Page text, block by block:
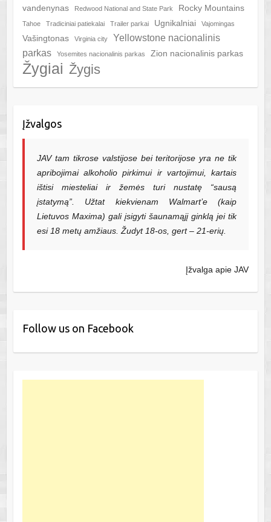
vandenynas
Redwood National and State Park Rocky Mountains
Tahoe Tradiciniai patiekalai Trailer parkai Ugnikalniai Vajomingas
Vašingtonas Virginia city
Yellowstone nacionalinis
parkas
Yosemites nacionalinis parkas Zion nacionalinis parkas
Žygiai Žygis
Įžvalgos
JAV tam tikrose valstijose bei teritorijose yra ne tik
apribojimai alkoholio pirkimui ir vartojimui, kartais
ištisi miesteliai ir žemės turi nustatę “sausą
įstatymą”. Užtat kiekvienam Walmart’e (kaip
Lietuvos Maxima) gali įsigyti šaunamąjį ginklą jei tik
esi 18 metų amžiaus. Žudyt 18-os, gert – 21-erių.
Įžvalga apie JAV
Follow us on Facebook